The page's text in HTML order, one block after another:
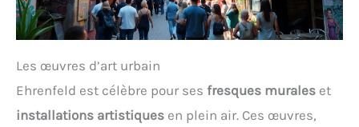
Les œuvres d’art urbain
Ehrenfeld est célèbre pour ses fresques murales et
installations artistiques en plein air. Ces œuvres,